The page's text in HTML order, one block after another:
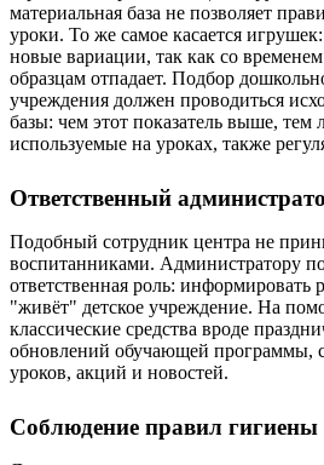
материальная база не позволяет
уроки. То же самое касается
новые вариации, так как со
образцам отпадает. Подбор
учреждения должен проводиться
базы: чем этот показатель выше, тем
используемые на уроках, также
Ответственный
Подобный сотрудник центра не
воспитанниками. Администратору
ответственная роль: информировать
"живёт" детское учреждение. На
классические средства вроде
обновлений обучающей программы,
уроков, акций и новостей.
Соблюдение правил гигиены